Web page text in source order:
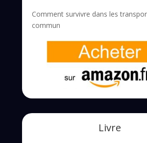
Comment survivre dans les
commun
Livre